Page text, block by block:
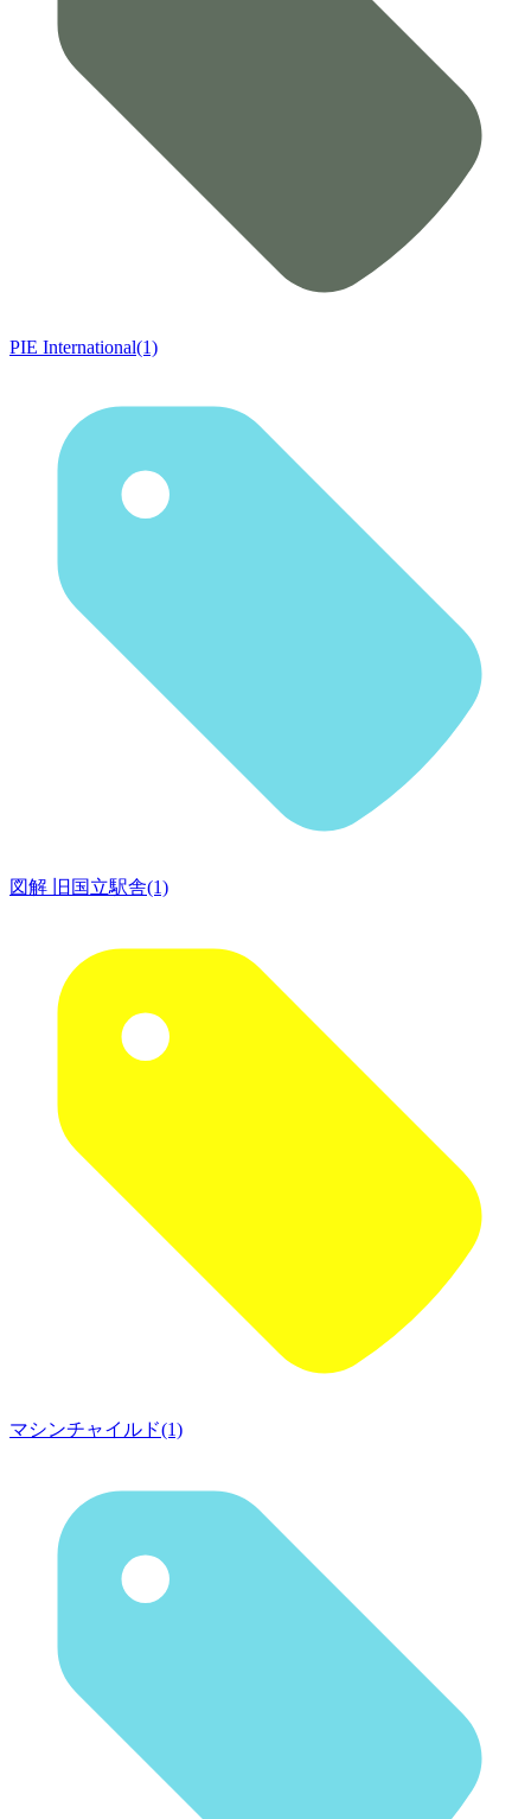
PIE International(1)
図解 旧国立駅舎(1)
マシンチャイルド(1)